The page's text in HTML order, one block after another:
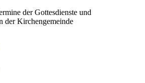
der Gottesdienste und
der Kirchengemeinde